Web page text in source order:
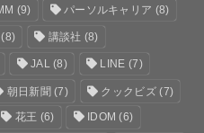
(9) パーソルキャリア (8)
(8) 講談社 (8)
JAL(8) LINE (7)
朝日新聞(7) クックビズ(7)
花王 (6) IDOM (6)